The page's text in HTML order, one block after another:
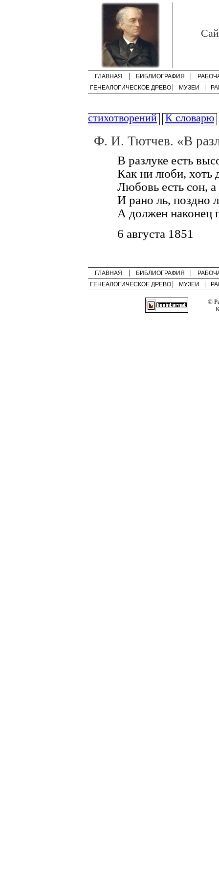
ГЛАВНАЯ БИБЛИОГРАФИЯ
ГЕНЕАЛОГИЧЕСКОЕ ДРЕВО
МУЗЕИ
стихотворений К словарю
Ф. И. Тютчев. «В
В разлуке есть
Как ни люби, хоть
Любовь есть сон,
И рано ль, поздно
А должен наконец
6 августа 1851
ГЛАВНАЯ БИБЛИОГРАФИЯ
ГЕНЕАЛОГИЧЕСКОЕ ДРЕВО
МУЗЕИ
©